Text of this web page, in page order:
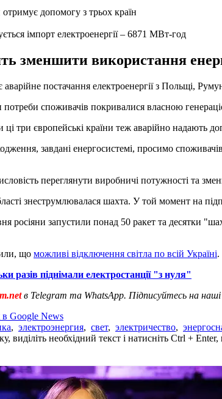
імпорт електроенергії – 6871 МВт-год
зменшити використання
постачання електроенергії з Польщі,
споживачів покривалися власною
ці три європейські країни теж аварійно надають
завдані енергосистемі, просимо
переглянути виробничі потужності та
знеструмлювалася шахта. У той момент на
росіяни запустили понад 50 ракет та десятки
що можливі відключення світла по всій Україні.
разів піднімали електростанції "з нуля"
в Telegram та WhatsApp. Підписуйтесь на наші
в Google News
, электроэнергия, свет, электричество,
виділіть необхідний текст і натисніть Ctrl +